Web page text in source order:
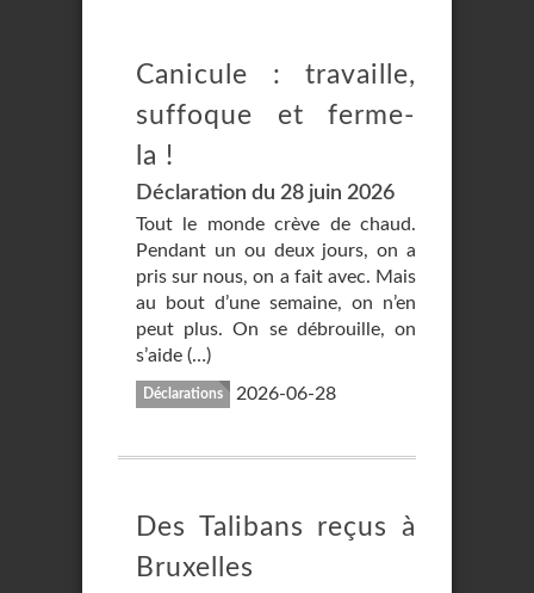
Canicule : travaille,
suffoque et ferme-
la !
Déclaration du 28 juin 2026
Tout le monde crève de chaud.
Pendant un ou deux jours, on a
pris sur nous, on a fait avec. Mais
au bout d’une semaine, on n’en
peut plus. On se débrouille, on
s’aide (…)
Déclarations 2026-06-28
Des Talibans reçus à
Bruxelles